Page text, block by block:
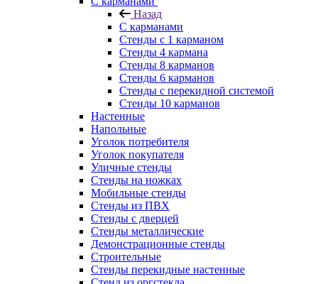
Назад
С карманами
Стенды с 1 карманом
Стенды 4 кармана
Стенды 8 карманов
Стенды 6 карманов
Стенды с перекидной системой
Стенды 10 карманов
Настенные
Напольные
Уголок потребителя
Уголок покупателя
Уличные стенды
Стенды на ножках
Мобильные стенды
Стенды из ПВХ
Стенды с дверцей
Стенды металлические
Демонстрационные стенды
Строительные
Стенды перекидные настенные